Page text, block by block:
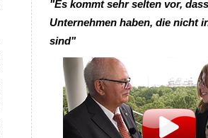
"Es kommt sehr selten vor,
Unternehmen haben, die nicht
sind"